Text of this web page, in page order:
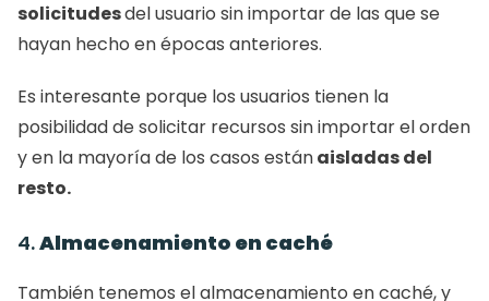
solicitudes del usuario sin importar de las que se
hayan hecho en épocas anteriores.
Es interesante porque los usuarios tienen la
posibilidad de solicitar recursos sin importar el orden
y en la mayoría de los casos están aisladas del
resto.
4. Almacenamiento en caché
También tenemos el almacenamiento en caché, y